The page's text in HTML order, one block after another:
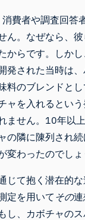
費者や調査回答
ん。なぜなら、
からです。しか
発された当時は
料のブレンドとし
ャを入れるとい
ません。10年以
の隣に陳列され
変わったのでしょ
じて抱く潜在的
定を用いて その
し、カボチャの